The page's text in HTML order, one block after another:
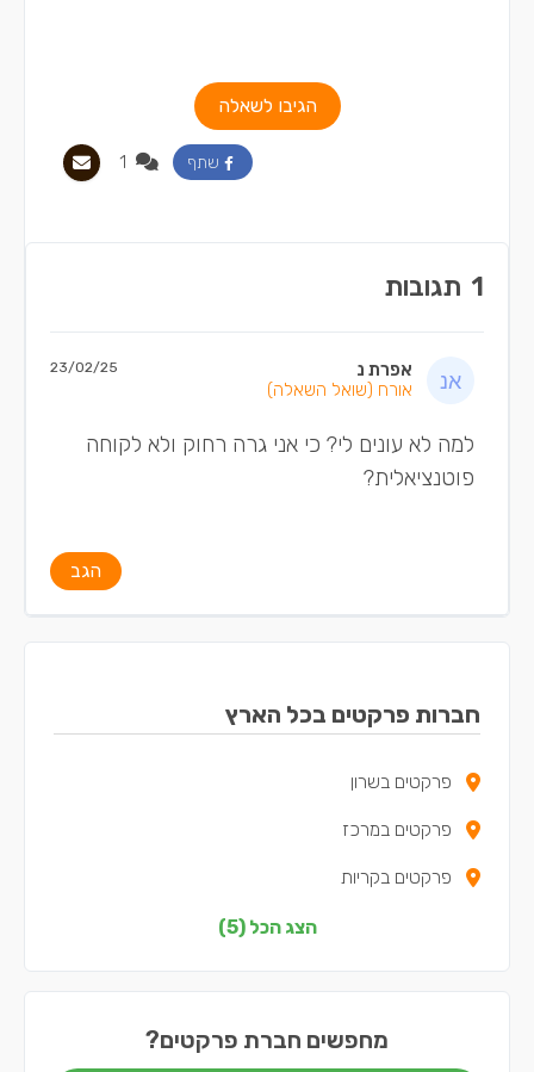
הגיבו לשאלה
שתף
1 תגובות
אפרת נ
אורח (שואל השאלה)
23/02/25
למה לא עונים לי? כי אני גרה רחוק ולא לקוחה
פוטנציאלית?
הגב
חברות פרקטים בכל הארץ
פרקטים בשרון
פרקטים במרכז
פרקטים בקריות
פרקטים בשפלה
הצג הכל (5)
מחפשים חברת פרקטים?